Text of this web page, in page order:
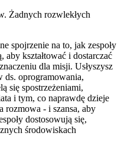
Żadnych rozwlekłych
spojrzenie na to, jak zespoły
aby kształtować i dostarczać
dla misji. Usłyszysz
ds. oprogramowania,
się spostrzeżeniami,
i tym, co naprawdę dzieje
rozmowa - i szansa, aby
dostosowują się,
środowiskach